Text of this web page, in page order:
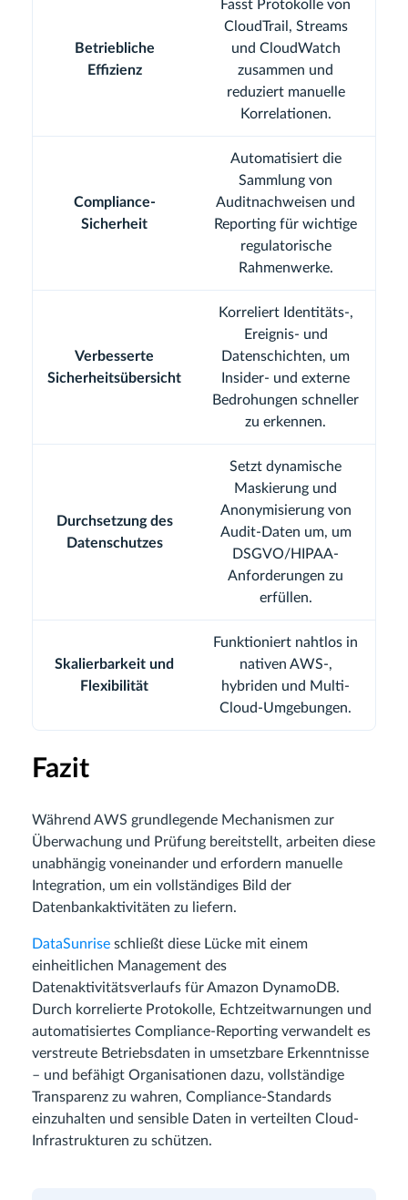
Betriebliche
Effizienz
Fasst Protokolle von
CloudTrail, Streams
und CloudWatch
zusammen und
reduziert manuelle
Korrelationen.
Compliance-
Sicherheit
Automatisiert die
Sammlung von
Auditnachweisen und
Reporting für wichtige
regulatorische
Rahmenwerke.
Verbesserte
Sicherheitsübersicht
Korreliert Identitäts-,
Ereignis- und
Datenschichten, um
Insider- und externe
Bedrohungen schneller
zu erkennen.
Durchsetzung des
Datenschutzes
Setzt dynamische
Maskierung und
Anonymisierung von
Audit-Daten um, um
DSGVO/HIPAA-
Anforderungen zu
erfüllen.
Skalierbarkeit und
Flexibilität
Funktioniert nahtlos in
nativen AWS-,
hybriden und Multi-
Cloud-Umgebungen.
Fazit
Während AWS grundlegende Mechanismen zur
Überwachung und Prüfung bereitstellt, arbeiten diese
unabhängig voneinander und erfordern manuelle
Integration, um ein vollständiges Bild der
Datenbankaktivitäten zu liefern.
DataSunrise schließt diese Lücke mit einem
einheitlichen Management des
Datenaktivitätsverlaufs für Amazon DynamoDB.
Durch korrelierte Protokolle, Echtzeitwarnungen und
automatisiertes Compliance-Reporting verwandelt es
verstreute Betriebsdaten in umsetzbare Erkenntnisse
– und befähigt Organisationen dazu, vollständige
Transparenz zu wahren, Compliance-Standards
einzuhalten und sensible Daten in verteilten Cloud-
Infrastrukturen zu schützen.